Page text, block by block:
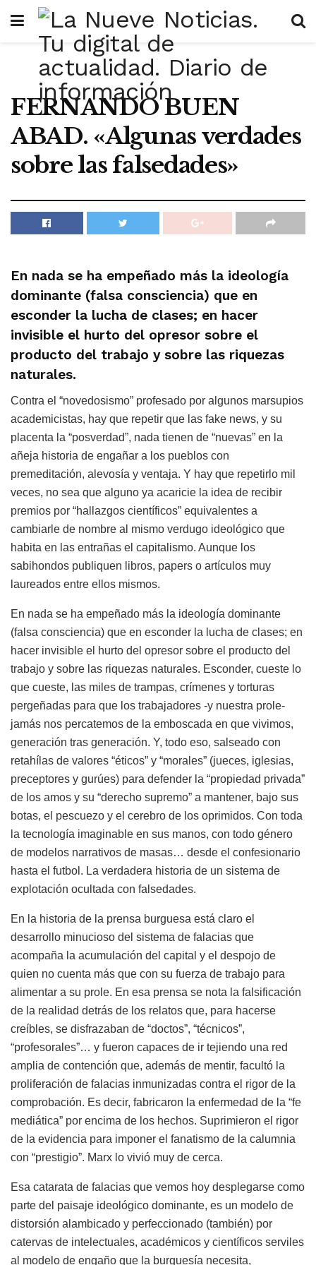
FERNANDO BUEN
ABAD. «Algunas verdades
sobre las falsedades»
En nada se ha empeñado más la ideología
dominante (falsa consciencia) que en
esconder la lucha de clases; en hacer
invisible el hurto del opresor sobre el
producto del trabajo y sobre las riquezas
naturales.
Contra el “novedosismo” profesado por algunos marsupios
academicistas, hay que repetir que las fake news, y su
placenta la “posverdad”, nada tienen de “nuevas” en la
añeja historia de engañar a los pueblos con
premeditación, alevosía y ventaja. Y hay que repetirlo mil
veces, no sea que alguno ya acaricie la idea de recibir
premios por “hallazgos científicos” equivalentes a
cambiarle de nombre al mismo verdugo ideológico que
habita en las entrañas el capitalismo. Aunque los
sabihondos publiquen libros, papers o artículos muy
laureados entre ellos mismos.
En nada se ha empeñado más la ideología dominante
(falsa consciencia) que en esconder la lucha de clases; en
hacer invisible el hurto del opresor sobre el producto del
trabajo y sobre las riquezas naturales. Esconder, cueste lo
que cueste, las miles de trampas, crímenes y torturas
pergeñadas para que los trabajadores -y nuestra prole-
jamás nos percatemos de la emboscada en que vivimos,
generación tras generación. Y, todo eso, salseado con
retahílas de valores “éticos” y “morales” (jueces, iglesias,
preceptores y gurúes) para defender la “propiedad privada”
de los amos y su “derecho supremo” a mantener, bajo sus
botas, el pescuezo y el cerebro de los oprimidos. Con toda
la tecnología imaginable en sus manos, con todo género
de modelos narrativos de masas… desde el confesionario
hasta el futbol. La verdadera historia de un sistema de
explotación ocultada con falsedades.
En la historia de la prensa burguesa está claro el
desarrollo minucioso del sistema de falacias que
acompaña la acumulación del capital y el despojo de
quien no cuenta más que con su fuerza de trabajo para
alimentar a su prole. En esa prensa se nota la falsificación
de la realidad detrás de los relatos que, para hacerse
creíbles, se disfrazaban de “doctos”, “técnicos”,
“profesorales”… y fueron capaces de ir tejiendo una red
amplia de contención que, además de mentir, facultó la
proliferación de falacias inmunizadas contra el rigor de la
comprobación. Es decir, fabricaron la enfermedad de la “fe
mediática” por encima de los hechos. Suprimieron el rigor
de la evidencia para imponer el fanatismo de la calumnia
con “prestigio”. Marx lo vivió muy de cerca.
Esa catarata de falacias que vemos hoy desplegarse como
parte del paisaje ideológico dominante, es un modelo de
distorsión alambicado y perfeccionado (también) por
catervas de intelectuales, académicos y científicos serviles
al modelo de engaño que la burguesía necesita,